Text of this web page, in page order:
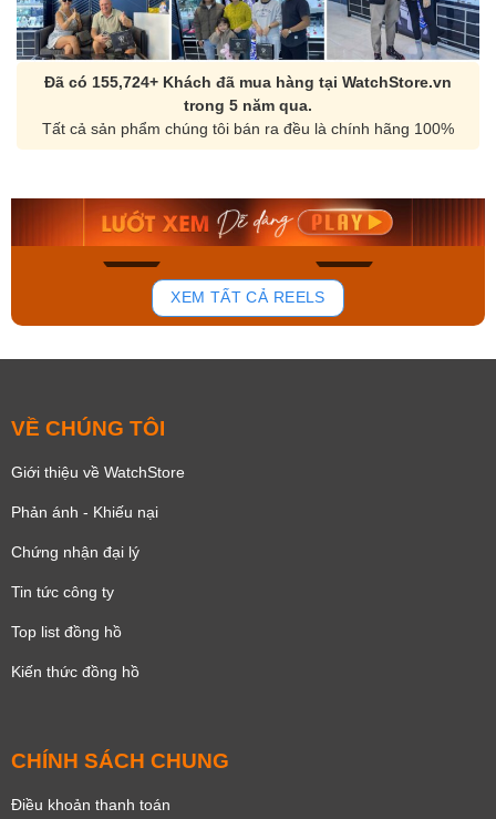
Đã có 155,724+ Khách đã mua hàng tại WatchStore.vn
trong 5 năm qua.
Tất cả sản phẩm chúng tôi bán ra đều là chính hãng 100%
175
Orient Nam RA-
Mua ngay
Casio Nam MTS-
Mua ngay
XEM TẤT CẢ REELS
VỀ CHÚNG TÔI
Giới thiệu về WatchStore
Phản ánh - Khiếu nại
Chứng nhận đại lý
Tin tức công ty
Top list đồng hồ
Kiến thức đồng hồ
CHÍNH SÁCH CHUNG
Điều khoản thanh toán